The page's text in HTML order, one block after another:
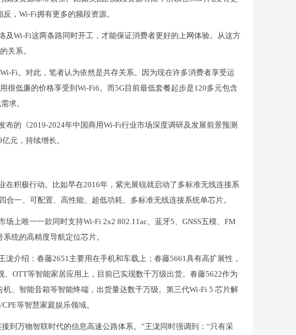
，Wi-Fi拥有更多的频段资源。
及Wi-Fi这两条路同时开工，才能保证消费者更好的上网体验。从这方
关系。
Fi。对此，笔者认为依然是共存关系。因为现在许多消费者享受运
很低廉的价格享受到Wi-Fi6。而5G目前最低套餐起步是120多元包含
求。
的《2019-2024年中国商用Wi-Fi行业市场深度调研及发展前景预测
元，持续增长。
在积极行动。比如早在2016年，紫光展锐就启动了多标准无线连接系
一、可配置、高性能、超低功耗、多标准无线连接系统单芯片。
上唯一一款同时支持Wi-Fi 2x2 802.11ac、蓝牙5、GNSS五模、FM
统的高精度导航定位芯片。
介绍：春藤2651主要用在手机和车载上；春藤5661具有高扩展性，
OTT等智能家居应用上，目前已实现数千万级出货。春藤5622作为
、智能音箱等智能终端，出货量达数千万级。第三代Wi-Fi 5 芯片解
等智慧家庭娱乐领域。
到万物智联时代的信息高速公路体系。”王泷同时强调到：“只有采